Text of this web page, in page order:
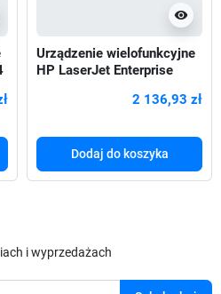
visibility
Urządzenie wielofunkcyjne
HP LaserJet Enterprise
2 136,93 zł
Dodaj do koszyka
i wyprzedażach